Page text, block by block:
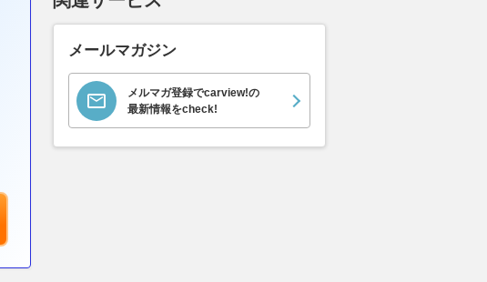
メールマガジン
メルマガ登録でcarview!の
最新情報をcheck!